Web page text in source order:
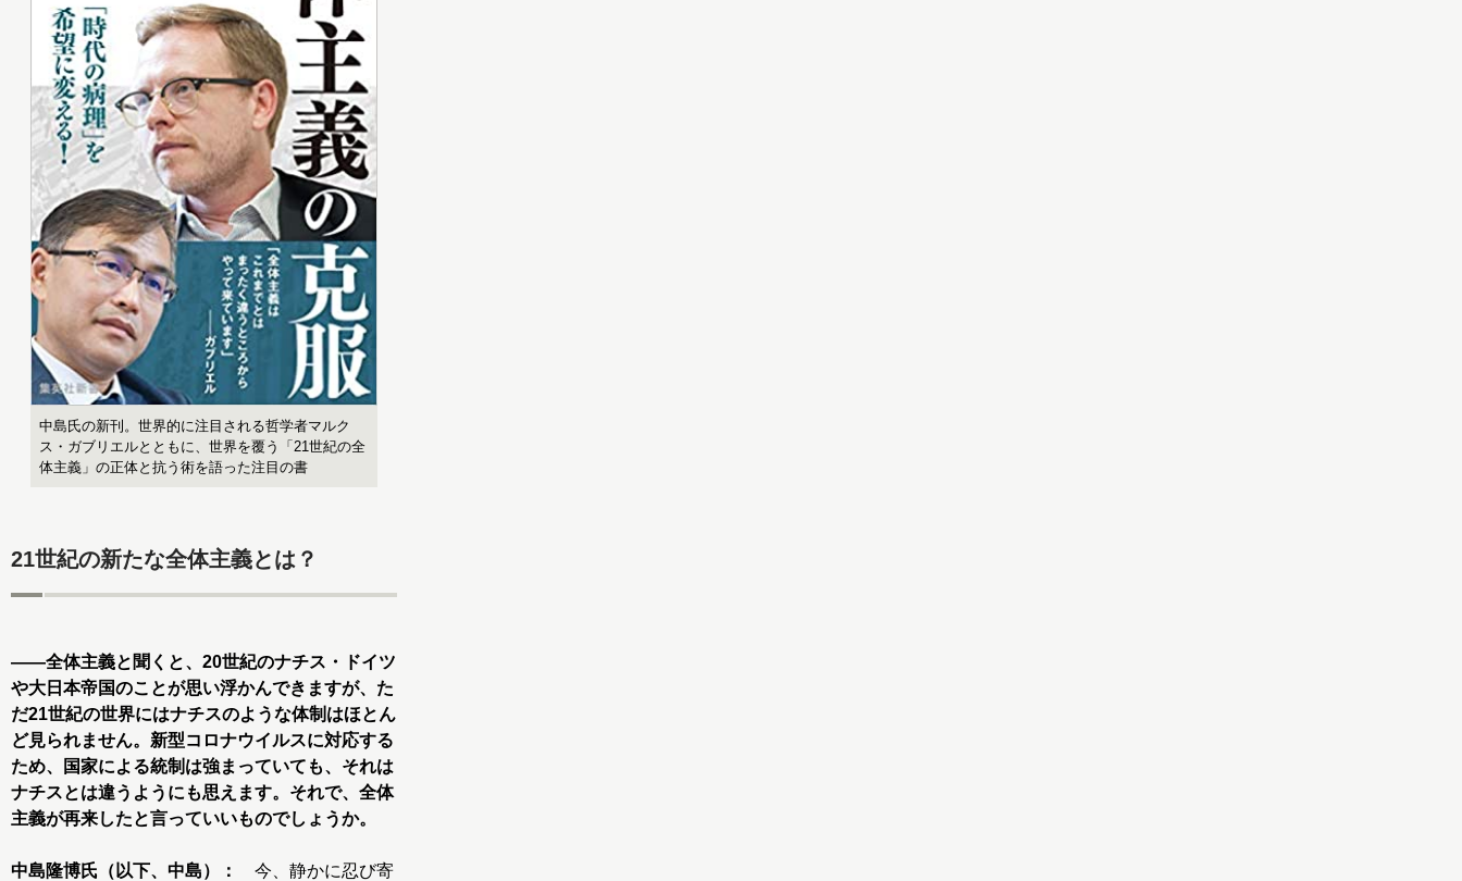
中島氏の新刊。世界的に注目される哲学者マルク
ス・ガブリエルとともに、世界を覆う「21世紀の全
体主義」の正体と抗う術を語った注目の書
21世紀の新たな全体主義とは？
――全体主義と聞くと、20世紀のナチス・ドイツ
や大日本帝国のことが思い浮かんできますが、た
だ21世紀の世界にはナチスのような体制はほとん
ど見られません。新型コロナウイルスに対応する
ため、国家による統制は強まっていても、それは
ナチスとは違うようにも思えます。それで、全体
主義が再来したと言っていいものでしょうか。
中島隆博氏（以下、中島）：
今、静かに忍び寄